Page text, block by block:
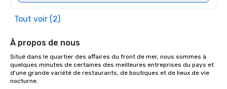
Tout voir (2)
À propos de nous
Situé dans le quartier des affaires du front de mer, nous sommes à
quelques minutes de certaines des meilleures entreprises du pays et
d'une grande variété de restaurants, de boutiques et de lieux de vie
nocturne.